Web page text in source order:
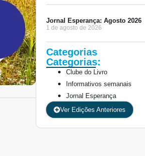
Jornal Esperança: Agosto 2026
1 de agosto de 2026
Categorias:
Categorias
Clube do Livro
Informativos semanais
Jornal Esperança
Ver Edições Anteriores